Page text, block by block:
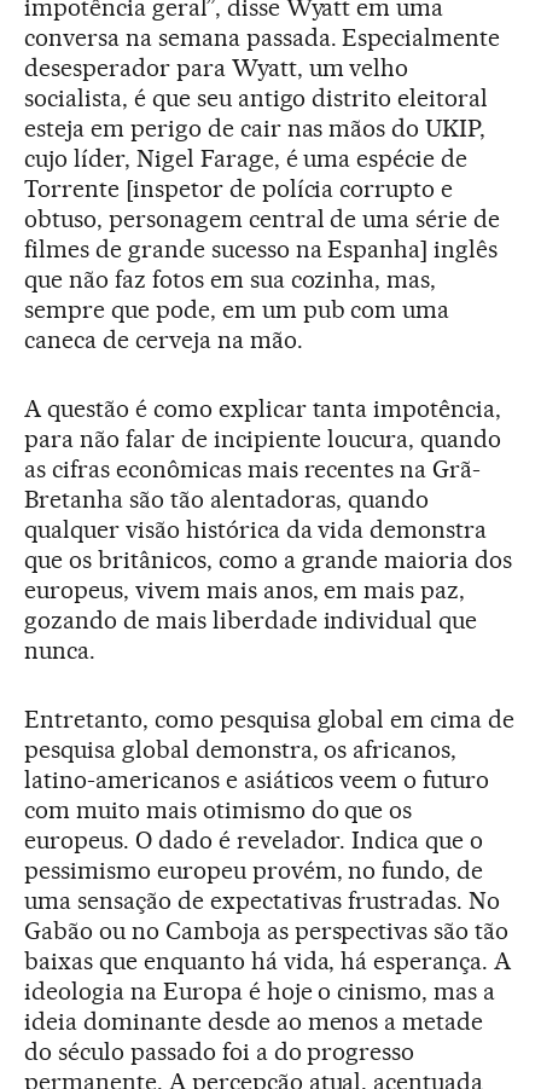
impotência geral”, disse Wyatt em uma
conversa na semana passada. Especialmente
desesperador para Wyatt, um velho
socialista, é que seu antigo distrito eleitoral
esteja em perigo de cair nas mãos do UKIP,
cujo líder, Nigel Farage, é uma espécie de
Torrente [inspetor de polícia corrupto e
obtuso, personagem central de uma série de
filmes de grande sucesso na Espanha] inglês
que não faz fotos em sua cozinha, mas,
sempre que pode, em um pub com uma
caneca de cerveja na mão.
A questão é como explicar tanta impotência,
para não falar de incipiente loucura, quando
as cifras econômicas mais recentes na Grã-
Bretanha são tão alentadoras, quando
qualquer visão histórica da vida demonstra
que os britânicos, como a grande maioria dos
europeus, vivem mais anos, em mais paz,
gozando de mais liberdade individual que
nunca.
Entretanto, como pesquisa global em cima de
pesquisa global demonstra, os africanos,
latino-americanos e asiáticos veem o futuro
com muito mais otimismo do que os
europeus. O dado é revelador. Indica que o
pessimismo europeu provém, no fundo, de
uma sensação de expectativas frustradas. No
Gabão ou no Camboja as perspectivas são tão
baixas que enquanto há vida, há esperança. A
ideologia na Europa é hoje o cinismo, mas a
ideia dominante desde ao menos a metade
do século passado foi a do progresso
permanente. A percepção atual, acentuada